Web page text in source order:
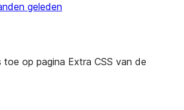
geleden
toe op pagina Extra CSS van de